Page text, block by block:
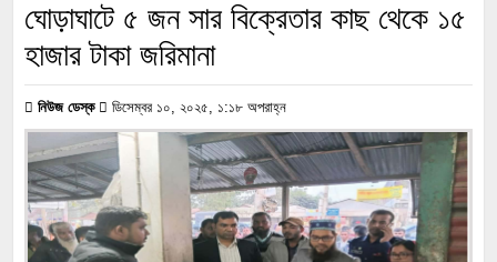
ঘোড়াঘাটে ৫ জন সার বিক্রেতার কাছ থেকে ১৫
হাজার টাকা জরিমানা
নিউজ ডেস্ক ডিসেম্বর ১০, ২০২৫, ১:১৮ অপরাহ্ন